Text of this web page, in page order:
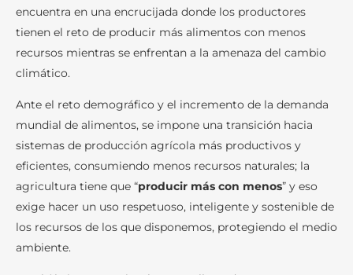
encuentra en una encrucijada donde los productores
tienen el reto de producir más alimentos con menos
recursos mientras se enfrentan a la amenaza del cambio
climático.
Ante el reto demográfico y el incremento de la demanda
mundial de alimentos, se impone una transición hacia
sistemas de producción agrícola más productivos y
eficientes, consumiendo menos recursos naturales; la
agricultura tiene que “producir más con menos” y eso
exige hacer un uso respetuoso, inteligente y sostenible de
los recursos de los que disponemos, protegiendo el medio
ambiente.